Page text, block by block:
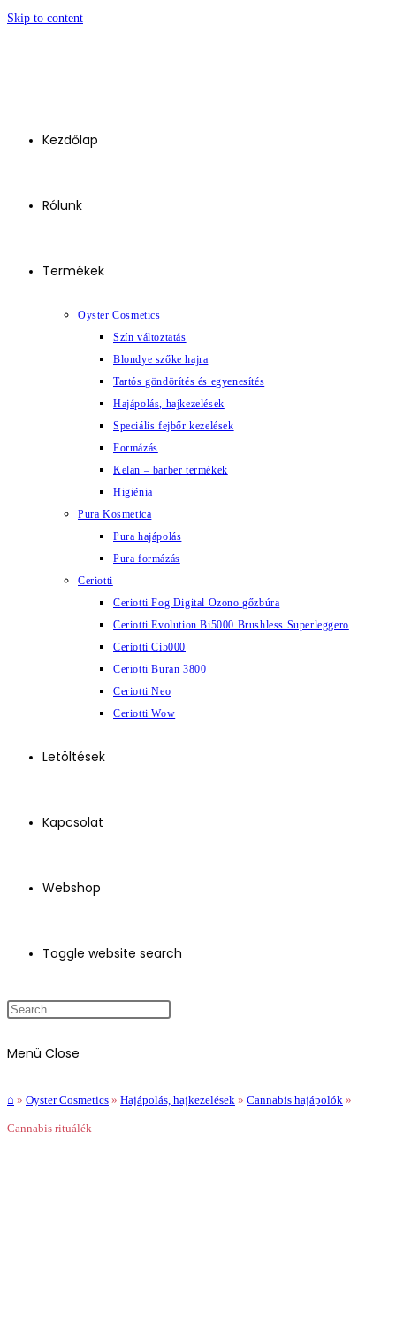
Skip to content
Kezdőlap
Rólunk
Termékek
Oyster Cosmetics
Szín változtatás
Blondye szőke hajra
Tartós göndörítés és egyenesítés
Hajápolás, hajkezelések
Speciális fejbőr kezelések
Formázás
Kelan – barber termékek
Higiénia
Pura Kosmetica
Pura hajápolás
Pura formázás
Ceriotti
Ceriotti Fog Digital Ozono gőzbúra
Ceriotti Evolution Bi5000 Brushless Superleggero
Ceriotti Ci5000
Ceriotti Buran 3800
Ceriotti Neo
Ceriotti Wow
Letöltések
Kapcsolat
Webshop
Toggle website search
Menü Close
⌂ » Oyster Cosmetics » Hajápolás, hajkezelések » Cannabis hajápolók »
Cannabis rituálék